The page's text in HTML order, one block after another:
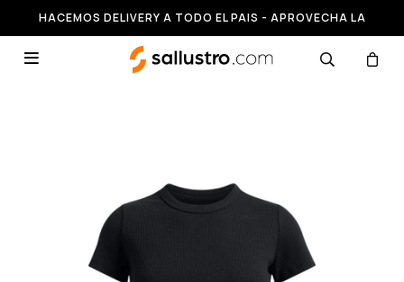
HACEMOS DELIVERY A TODO EL PAIS - APROVECHA LA
RUNNING HASTA 50% OFF
